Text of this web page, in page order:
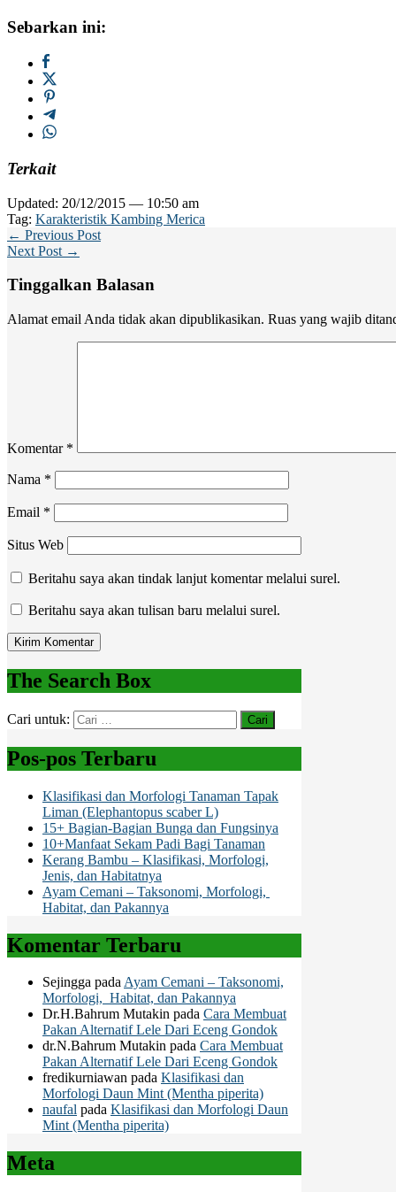
Sebarkan ini:
Terkait
Updated: 20/12/2015 — 10:50 am
Tag: Karakteristik Kambing Merica
← Previous Post
Next Post →
Tinggalkan Balasan
Alamat email Anda tidak akan dipublikasikan. Ruas yang wajib
Komentar *
Nama *
Email *
Situs Web
Beritahu saya akan tindak lanjut komentar melalui surel.
Beritahu saya akan tulisan baru melalui surel.
The Search Box
Cari untuk:
Pos-pos Terbaru
Klasifikasi dan Morfologi Tanaman Tapak
Liman (Elephantopus scaber L)
15+ Bagian-Bagian Bunga dan Fungsinya
10+Manfaat Sekam Padi Bagi Tanaman
Kerang Bambu – Klasifikasi, Morfologi,
Jenis, dan Habitatnya
Ayam Cemani – Taksonomi, Morfologi,
Habitat, dan Pakannya
Komentar Terbaru
Sejingga padaAyam Cemani – Taksonomi,
Morfologi, Habitat, dan Pakannya
Dr.H.Bahrum Mutakin pada Cara Membuat
Pakan Alternatif Lele Dari Eceng Gondok
dr.N.Bahrum Mutakin pada Cara Membuat
Pakan Alternatif Lele Dari Eceng Gondok
fredikurniawan pada Klasifikasi dan
Morfologi Daun Mint (Mentha piperita)
naufal pada Klasifikasi dan Morfologi Daun
Mint (Mentha piperita)
Meta